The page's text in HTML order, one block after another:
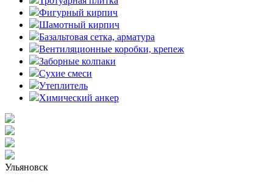
Фигурный кирпич
Шамотный кирпич
Базальтовая сетка, арматура
Вентиляционные коробки, крепеж
Заборные колпаки
Сухие смеси
Утеплитель
Химический анкер
Ульяновск